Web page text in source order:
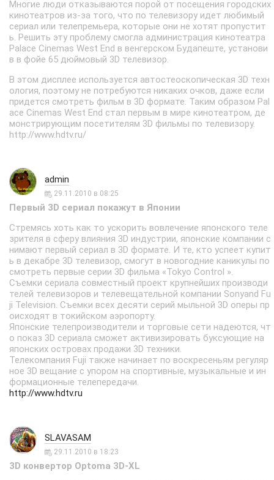
Многие люди отказываются порой от посещения городских
кинотеатров из-за того, что по телевизору идет любимый
сериал или телепремьера, которые они не хотят пропустит
ь. Решить эту проблему смогла администрация кинотеатра
Palace Cinemas West End в венгерском Будапеште, установи
в в фойе 65 дюймовый 3D телевизор.
В этом дисплее используется автостеоскопическая 3D техн
ология, поэтому не потребуются никаких очков, даже если
придется смотреть фильм в 3D формате. Таким образом Pal
ace Cinemas West End стал первым в мире кинотеатром, де
монстрирующим посетителям 3D фильмы по телевизору.
http://www.hdtv.ru/
admin
29.11.2010 в 08:25
Первый 3D сериал покажут в Японии
Стремясь хоть как то ускорить вовлечение японского теле
зрителя в сферу влияния 3D индустрии, японские компании с
нимают первый сериал в 3D формате. И те, кто успеет купит
ь в декабре 3D телевизор, смогут в новогодние каникулы по
смотреть первые серии 3D фильма «Tokyo Control ».
Съемки сериала совместный проект крупнейших производи
телей телевизоров и телевещательной компании Sonyand Fu
ji Television. Съемки всех десяти серий мыльной 3D оперы пр
оисходят в токийском аэропорту.
Японские телепроизводители и торговые сети надеются, чт
о показ 3D сериала сможет активизировать буксующие на
японских островах продажи 3D техники.
Телекомпания Fuji также начинает по воскресеньям регуляр
ное 3D вещание с упором на спортивные, музыкальные и ин
формационные телепередачи.
http://www.hdtv.ru
SLAVASAM
29.11.2010 в 18:23
3D конвертор Optoma 3D-XL